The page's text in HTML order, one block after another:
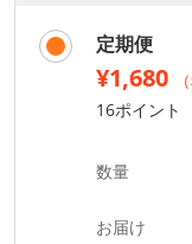
定期便
¥1,680
16ポイント
数量
お届け